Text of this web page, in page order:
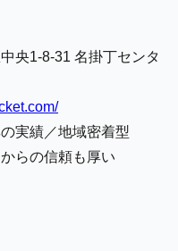
央1-8-31 名掛丁センタ
実績／地域密着型
らの信頼も厚い